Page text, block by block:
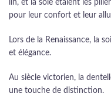
lin, et la soie étaient les
pour leur confort et leur
Lors de la Renaissance, la
et élégance.
Au siècle victorien, la
une touche de distinction.